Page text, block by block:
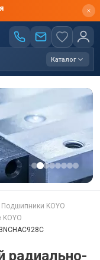
Каталог
Подшипники KOYO
радиально-